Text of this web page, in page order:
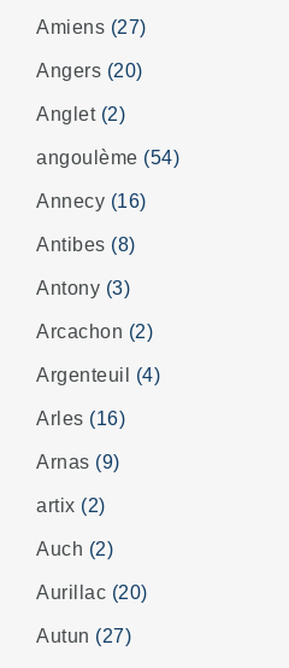
Amiens (27)
Angers (20)
Anglet (2)
angoulème (54)
Annecy (16)
Antibes (8)
Antony (3)
Arcachon (2)
Argenteuil (4)
Arles (16)
Arnas (9)
artix (2)
Auch (2)
Aurillac (20)
Autun (27)